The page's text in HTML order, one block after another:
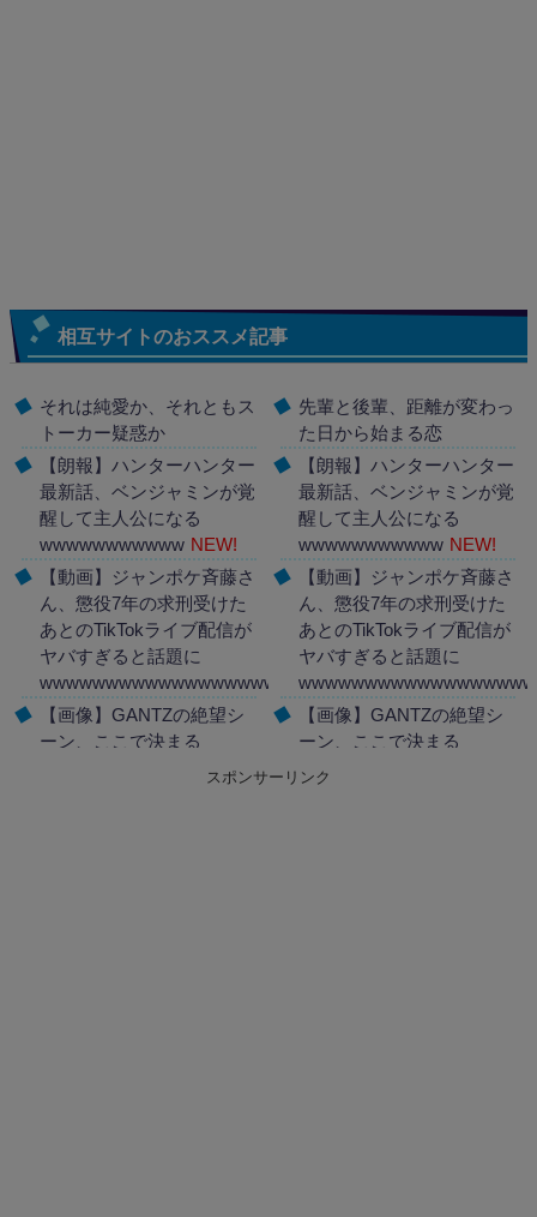
相互サイトのおススメ記事
それは純愛か、それともス
トーカー疑惑か
【朗報】ハンターハンター
最新話、ベンジャミンが覚
醒して主人公になる
wwwwwwwwwww NEW!
【動画】ジャンポケ斉藤さ
ん、懲役7年の求刑受けた
あとのTikTokライブ配信が
ヤバすぎると話題に
wwwwwwwwwwwwwwwwwwww NEW!
【画像】GANTZの絶望シ
ーン、ここで決まる
先輩と後輩、距離が変わっ
た日から始まる恋
【朗報】ハンターハンター
最新話、ベンジャミンが覚
醒して主人公になる
wwwwwwwwwww NEW!
【動画】ジャンポケ斉藤さ
ん、懲役7年の求刑受けた
あとのTikTokライブ配信が
ヤバすぎると話題に
【画像】GANTZの絶望シ
ーン、ここで決まる
wwww
スポンサーリンク